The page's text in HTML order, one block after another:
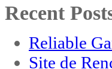
Recent
Reliable
Site de